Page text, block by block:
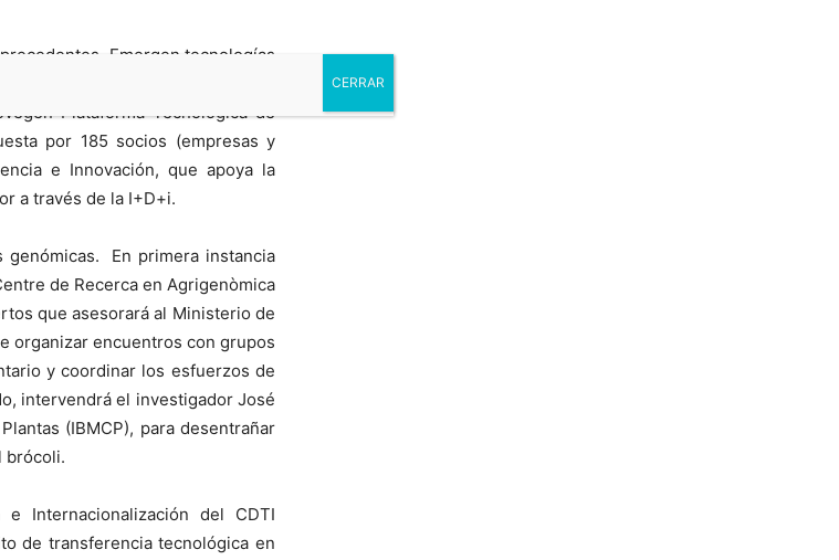
Emergen tecnologías
es arriesgado. Es verdad. No
Plataforma Tecnológica de
por 185 socios (empresas y
e Innovación, que apoya la
a través de la I+D+i.
genómicas. En primera instancia
de Recerca en Agrigenòmica
que asesorará al Ministerio de
organizar encuentros con grupos
y coordinar los esfuerzos de
intervendrá el investigador José
(IBMCP), para desentrañar
brócoli.
Internacionalización del CDTI
de transferencia tecnológica en